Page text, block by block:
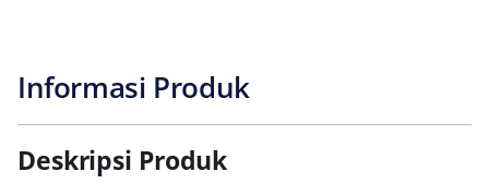
Informasi Produk
Deskripsi Produk